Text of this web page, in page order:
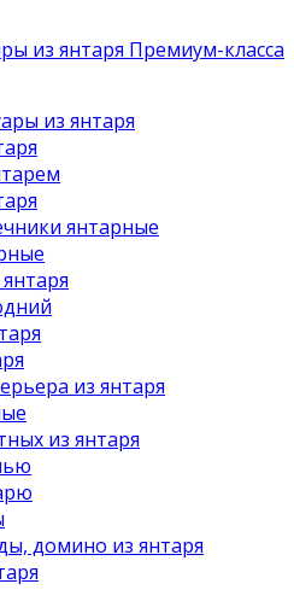
из янтаря Премиум-класса
из янтаря
янтарные
из янтаря
из янтаря
домино из янтаря